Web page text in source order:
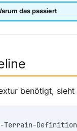
das passiert
benötigt,